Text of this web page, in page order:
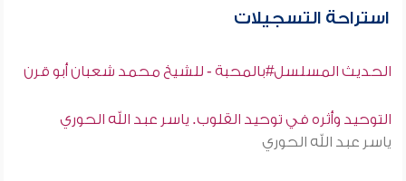
استراحة التسجيلات
الحديث المسلسل#بالمحبة - للشيخ محمد شعبان أبو قرن
التوحيد وأثره في توحيد القلوب. ياسر عبد الله الحوري
ياسر عبد الله الحوري